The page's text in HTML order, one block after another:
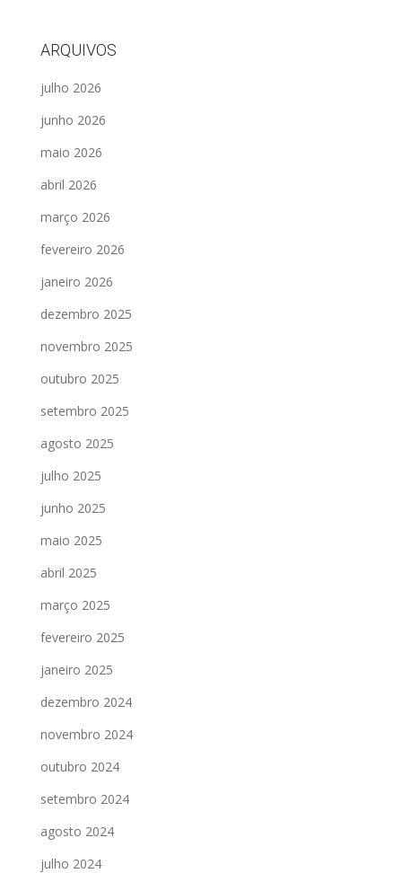
ARQUIVOS
julho 2026
junho 2026
maio 2026
abril 2026
março 2026
fevereiro 2026
janeiro 2026
dezembro 2025
novembro 2025
outubro 2025
setembro 2025
agosto 2025
julho 2025
junho 2025
maio 2025
abril 2025
março 2025
fevereiro 2025
janeiro 2025
dezembro 2024
novembro 2024
outubro 2024
setembro 2024
agosto 2024
julho 2024